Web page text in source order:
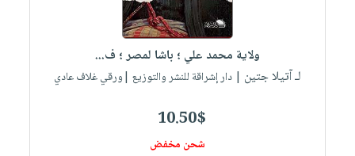
ولاية محمد علي ؛ باشا لمصر ؛ ف...
لـ آتيلا جتين | دار إشراقة للنشر والتوزيع |ورقي غلاف عادي
10.50$
شحن مخفض